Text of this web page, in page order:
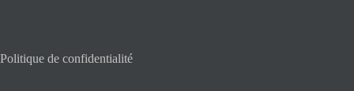
Politique de confidentialité